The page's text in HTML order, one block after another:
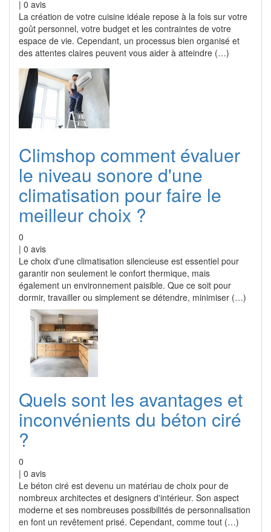
| 0 avis
La création de votre cuisine idéale repose à la fois sur votre
goût personnel, votre budget et les contraintes de votre
espace de vie. Cependant, un processus bien organisé et
des attentes claires peuvent vous aider à atteindre (…)
Climshop comment évaluer
le niveau sonore d'une
climatisation pour faire le
meilleur choix ?
0
| 0 avis
Le choix d'une climatisation silencieuse est essentiel pour
garantir non seulement le confort thermique, mais
également un environnement paisible. Que ce soit pour
dormir, travailler ou simplement se détendre, minimiser (…)
Quels sont les avantages et
inconvénients du béton ciré
?
0
| 0 avis
Le béton ciré est devenu un matériau de choix pour de
nombreux architectes et designers d'intérieur. Son aspect
moderne et ses nombreuses possibilités de personnalisation
en font un revêtement prisé. Cependant, comme tout (…)